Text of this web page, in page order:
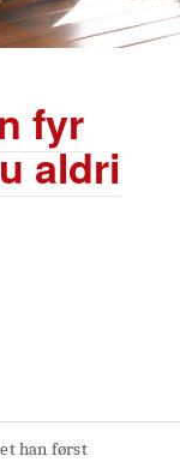
fyr
aldri
han først